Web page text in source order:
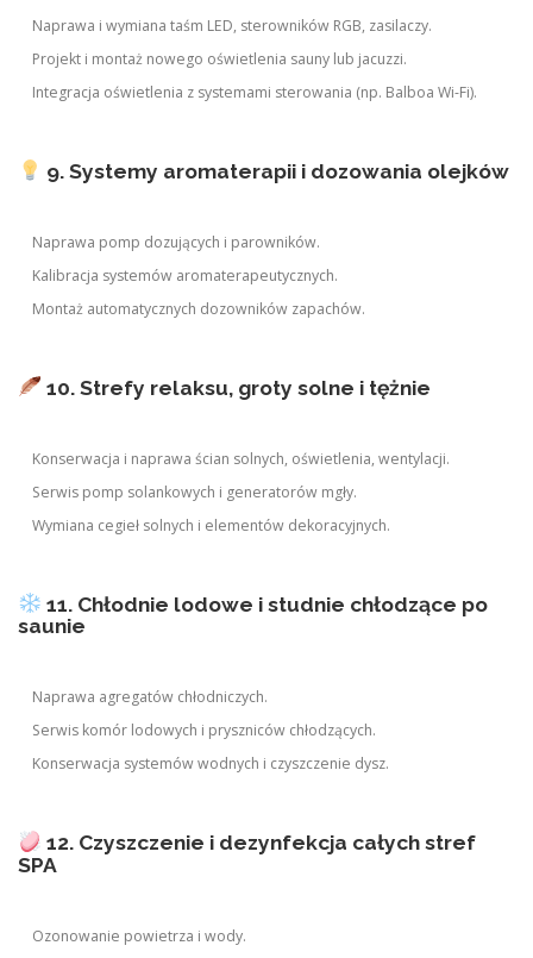
Naprawa i wymiana taśm LED, sterowników RGB, zasilaczy.
Projekt i montaż nowego oświetlenia sauny lub jacuzzi.
Integracja oświetlenia z systemami sterowania (np. Balboa Wi-Fi).
9. Systemy aromaterapii i dozowania olejków
Naprawa pomp dozujących i parowników.
Kalibracja systemów aromaterapeutycznych.
Montaż automatycznych dozowników zapachów.
10. Strefy relaksu, groty solne i tężnie
Konserwacja i naprawa ścian solnych, oświetlenia, wentylacji.
Serwis pomp solankowych i generatorów mgły.
Wymiana cegieł solnych i elementów dekoracyjnych.
11. Chłodnie lodowe i studnie chłodzące po
saunie
Naprawa agregatów chłodniczych.
Serwis komór lodowych i pryszniców chłodzących.
Konserwacja systemów wodnych i czyszczenie dysz.
12. Czyszczenie i dezynfekcja całych stref
SPA
Ozonowanie powietrza i wody.